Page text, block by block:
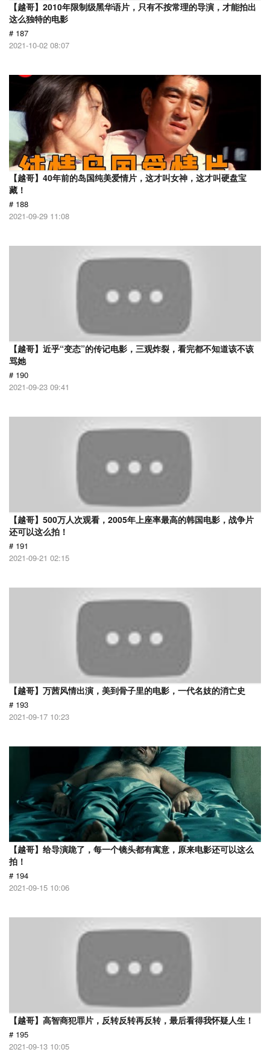
【越哥】2010年限制级黑华语片，只有不按常理的导演，才能拍出
这么独特的电影
# 187
2021-10-02 08:07
【越哥】40年前的岛国纯美爱情片，这才叫女神，这才叫硬盘宝
藏！
# 188
2021-09-29 11:08
【越哥】近乎“变态”的传记电影，三观炸裂，看完都不知道该不该
骂她
# 190
2021-09-23 09:41
【越哥】500万人次观看，2005年上座率最高的韩国电影，战争片
还可以这么拍！
# 191
2021-09-21 02:15
【越哥】万茜风情出演，美到骨子里的电影，一代名妓的消亡史
# 193
2021-09-17 10:23
【越哥】给导演跪了，每一个镜头都有寓意，原来电影还可以这么
拍！
# 194
2021-09-15 10:06
【越哥】高智商犯罪片，反转反转再反转，最后看得我怀疑人生！
# 195
2021-09-13 10:05